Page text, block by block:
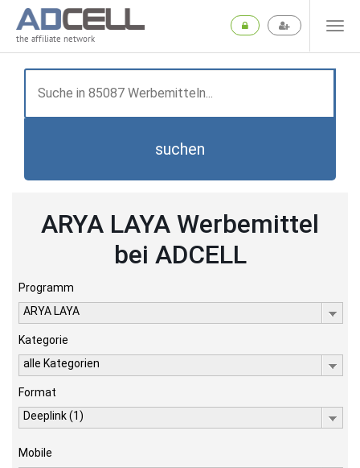
the affiliate network
suchen
ARYA LAYA Werbemittel
bei ADCELL
Programm
ARYA LAYA
Kategorie
alle Kategorien
Format
Deeplink (1)
Mobile